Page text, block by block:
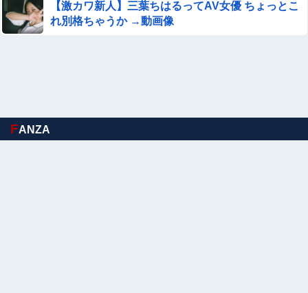
【激カワ新人】三葉ちはるってAV女優 ちょっとこ
れ別格ちゃうか →動画像
FANZA